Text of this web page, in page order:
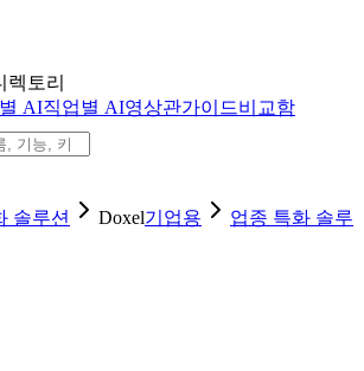
렉토리
AI직업별 AI영상관가이드비교함
솔루션 Doxel기업용
업종 특화 솔루